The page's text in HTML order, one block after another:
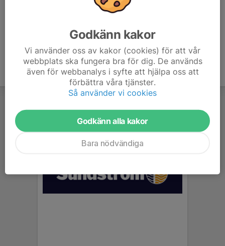
Godkänn kakor
Vi använder oss av kakor (cookies) för att vår
webbplats ska fungera bra för dig. De används
även för webbanalys i syfte att hjälpa oss att
förbättra våra tjänster.
Så använder vi cookies
Godkänn alla kakor
Bara nödvändiga